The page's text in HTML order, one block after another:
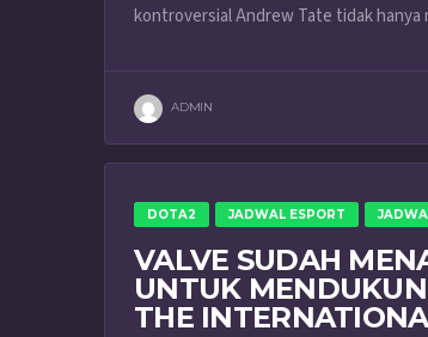
kontroversial Andrew Tate tidak hanya
ADMIN
DOTA2 JADWAL ESPORT
VALVE SUDAH
UNTUK
THE